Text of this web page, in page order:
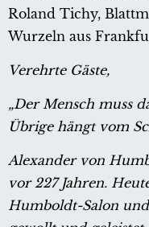
Roland Tichy,
Wurzeln aus
Verehrte Gäste,
„Der Mensch muss
Übrige hängt vom
Alexander von
vor 227 Jahren.
Humboldt-Salon